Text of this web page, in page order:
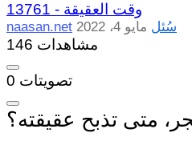
13761 - وقت العقيقة
naasan.net سُئل مايو 4، 2022
146 مشاهدات
0 تصويتات
متى تذبح عقيقته؟